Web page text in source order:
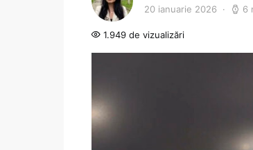
20 ianuarie 2026 6
1.949 de vizualizări